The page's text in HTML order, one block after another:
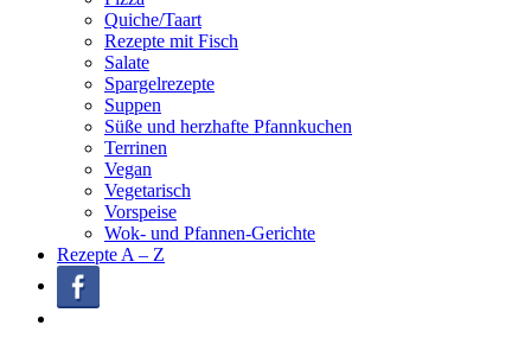
Quiche/Taart
Rezepte mit Fisch
Salate
Spargelrezepte
Suppen
Süße und herzhafte Pfannkuchen
Terrinen
Vegan
Vegetarisch
Vorspeise
Wok- und Pfannen-Gerichte
Rezepte A – Z